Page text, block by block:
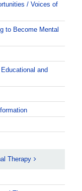
/ Voices of
to Become Mental
Educational and
Therapy